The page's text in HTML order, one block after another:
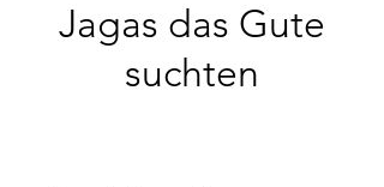
Jagas das Gute
suchten